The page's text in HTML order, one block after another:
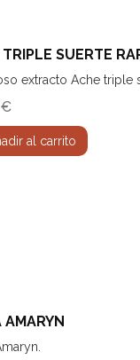
TRIPLE SUERTE
extracto Ache triple
€
al carrito
AMARYN